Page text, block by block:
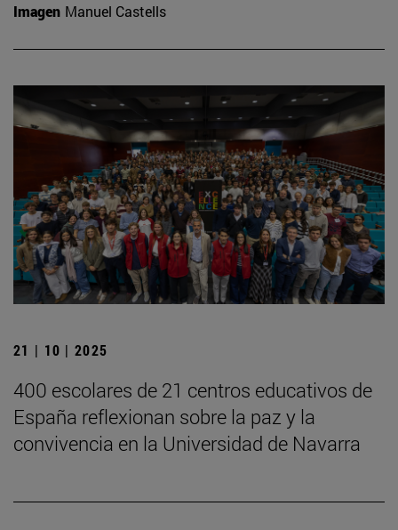
Imagen Manuel Castells
21 | 10 | 2025
400 escolares de 21 centros educativos de
España reflexionan sobre la paz y la
convivencia en la Universidad de Navarra